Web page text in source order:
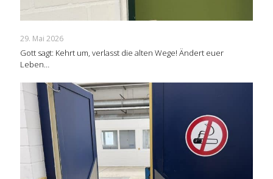
29. Mai 2026
Gott sagt: Kehrt um, verlasst die alten Wege! Ändert euer
Leben…